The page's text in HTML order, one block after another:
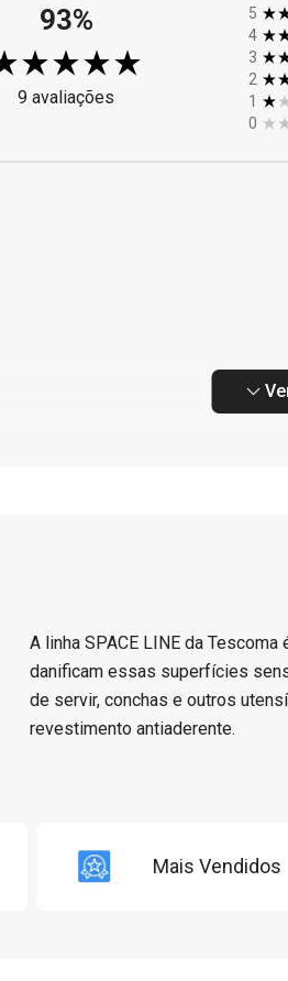
93%
9 avaliações
5
4
3
2
1
0
A linha SPACE LINE da
danificam essas superfícies
de servir, conchas e outros
revestimento antiaderente.
Mais Vendidos